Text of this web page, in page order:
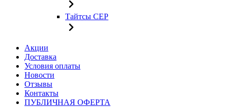
Тайтсы CEP
Акции
Доставка
Условия оплаты
Новости
Отзывы
Контакты
ПУБЛИЧНАЯ ОФЕРТА